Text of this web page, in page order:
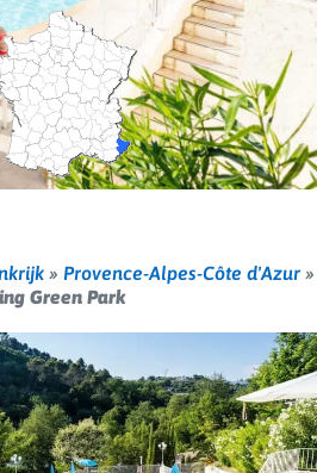
» Provence-Alpes-Côte d'Azur »
Green Park